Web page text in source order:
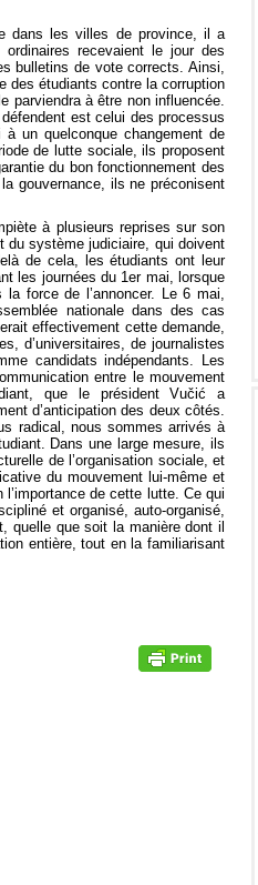
dans les villes de province, il a
recevaient le jour des
bulletins de vote corrects. Ainsi,
des étudiants contre la corruption
parviendra à être non influencée.
est celui des processus
un quelconque changement de
de lutte sociale, ils proposent
du bon fonctionnement des
gouvernance, ils ne préconisent
à plusieurs reprises sur son
du système judiciaire, qui doivent
de cela, les étudiants ont leur
les journées du 1er mai, lorsque
force de l’annoncer. Le 6 mai,
nationale dans des cas
effectivement cette demande,
d’universitaires, de journalistes
candidats indépendants. Les
entre le mouvement
que le président Vučić a
d’anticipation des deux côtés.
radical, nous sommes arrivés à
Dans une large mesure, ils
de l’organisation sociale, et
du mouvement lui-même et
de cette lutte. Ce qui
et organisé, auto-organisé,
quelle que soit la manière dont il
entière, tout en la familiarisant